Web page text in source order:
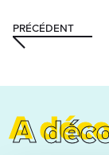
PRÉCÉDENT
A
A